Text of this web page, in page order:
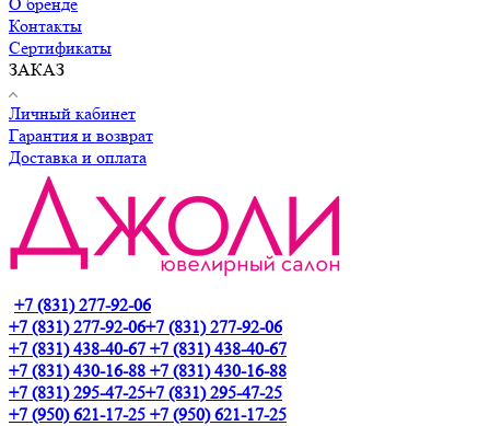
Контакты
Сертификаты
ЗАКАЗ
Личный кабинет
Гарантия и возврат
Доставка и оплата
+7 (831) 277-92-06
+7 (831) 277-92-06+7 (831) 277-92-06
+7 (831) 438-40-67 +7 (831) 438-40-67
+7 (831) 430-16-88 +7 (831) 430-16-88
+7 (831) 295-47-25+7 (831) 295-47-25
+7 (950) 621-17-25 +7 (950) 621-17-25